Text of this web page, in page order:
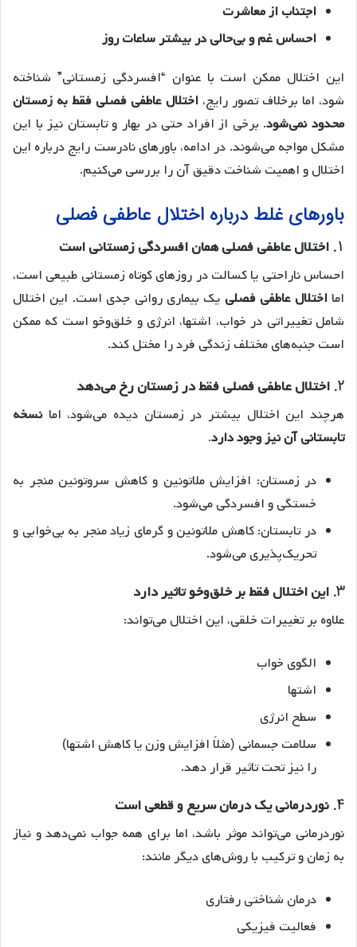
اجتناب از معاشرت
احساس غم و بی‌حالی در بیشتر ساعات روز
این اختلال ممکن است با عنوان “افسردگی زمستانی” شناخته
شود، اما برخلاف تصور رایج،اختلال عاطفی فصلی فقط به زمستان
محدود نمی‌شود. برخی از افراد حتی در بهار و تابستان نیز با این
مشکل مواجه می‌شوند. در ادامه، باورهای نادرست رایج درباره این
اختلال و اهمیت شناخت دقیق آن را بررسی می‌کنیم.
باورهای غلط درباره اختلال عاطفی فصلی
1. اختلال عاطفی فصلی همان افسردگی زمستانی است
احساس ناراحتی یا کسالت در روزهای کوتاه زمستانی طبیعی است،
امااختلال عاطفی فصلی یک بیماری روانی جدی است. این اختلال
شامل تغییراتی در خواب، اشتها، انرژی و خلق‌وخو است که ممکن
است جنبه‌های مختلف زندگی فرد را مختل کند.
2. اختلال عاطفی فصلی فقط در زمستان رخ می‌دهد
هرچند این اختلال بیشتر در زمستان دیده می‌شود، امانسخه
تابستانی آن نیز وجود دارد.
در زمستان: افزایش ملاتونین و کاهش سروتونین منجر به
خستگی و افسردگی می‌شود.
در تابستان: کاهش ملاتونین و گرمای زیاد منجر به بی‌خوابی و
تحریک‌پذیری می‌شود.
3. این اختلال فقط بر خلق‌وخو تاثیر دارد
علاوه بر تغییرات خلقی، این اختلال می‌تواند:
الگوی خواب
اشتها
سطح انرژی
سلامت جسمانی (مثلاً افزایش وزن یا کاهش اشتها)
را نیز تحت تاثیر قرار دهد.
4. نوردرمانی یک درمان سریع و قطعی است
نوردرمانی می‌تواند موثر باشد، اما برای همه جواب نمی‌دهد و نیاز
به زمان و ترکیب با روش‌های دیگر مانند:
درمان شناختی رفتاری
فعالیت فیزیکی